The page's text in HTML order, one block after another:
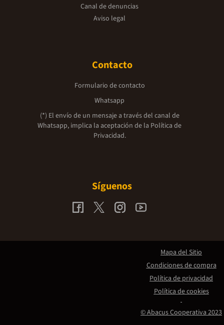
Canal de denuncias
Aviso legal
Contacto
Formulario de contacto
Whatsapp
(*) El envío de un mensaje a través del canal de
Whatsapp, implica la aceptación de la Política de
Privacidad.
Síguenos
© Abacus Cooperativa 2023
Mapa del Sitio
Condiciones de compra
Política de privacidad
Política de cookies